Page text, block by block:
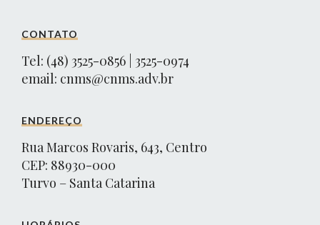
CONTATO
Tel: (48) 3525-0856 | 3525-0974
email: cnms@cnms.adv.br
ENDEREÇO
Rua Marcos Rovaris, 643, Centro
CEP: 88930-000
Turvo – Santa Catarina